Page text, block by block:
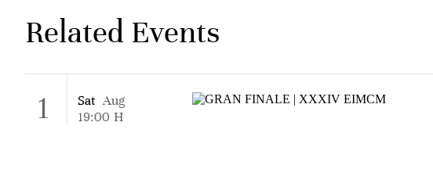
Related Events
1 Sat Aug
19:00 H